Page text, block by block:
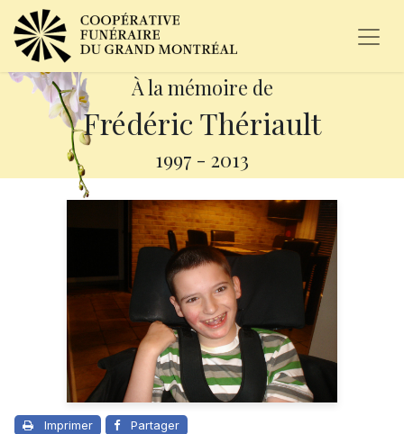
À la mémoire de
Frédéric Thériault
1997 - 2013
Imprimer Partager